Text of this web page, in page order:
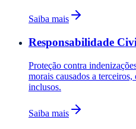
Saiba mais
Responsabilidade
Proteção contra
morais causados a
inclusos.
Saiba mais